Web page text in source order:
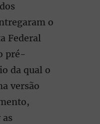
o
Federal
pré-
da qual o
versão